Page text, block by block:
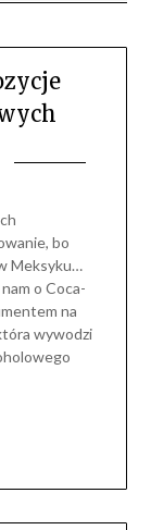
bo
Meksyku…
o Coca-
na
wywodzi